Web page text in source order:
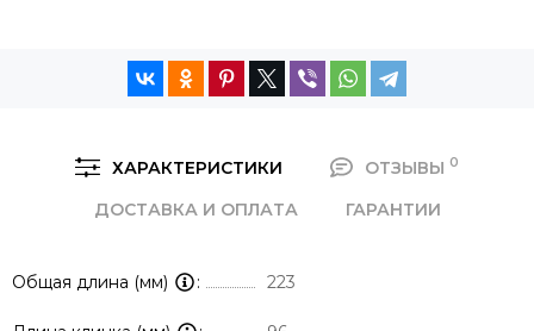
ХАРАКТЕРИСТИКИ ОТЗЫВЫ 0
ДОСТАВКА И ОПЛАТА ГАРАНТИИ
Общая длина (мм) 223